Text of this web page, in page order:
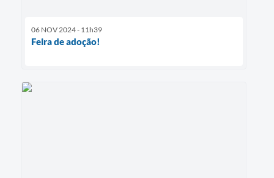
06 NOV 2024 - 11h39
Feira de adoção!